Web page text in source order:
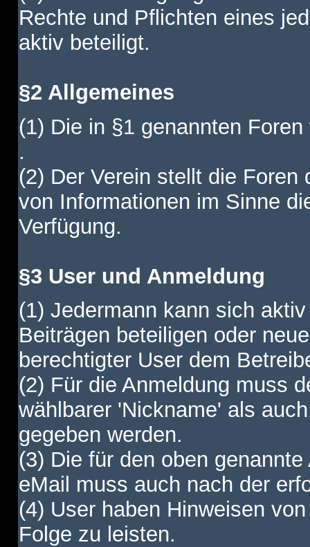
Rechte und Pflichten eines
aktiv beteiligt.
§2 Allgemeines
(1) Die in §1 genannten
.
(2) Der Verein stellt die
von Informationen im Sinne
Verfügung.
§3 User und Anmeldung
(1) Jedermann kann sich
Beiträgen beteiligen oder
berechtigter User dem
(2) Für die Anmeldung muss
wählbarer 'Nickname' als
gegeben werden.
(3) Die für den oben
eMail muss auch nach der
(4) User haben Hinweisen
Folge zu leisten.